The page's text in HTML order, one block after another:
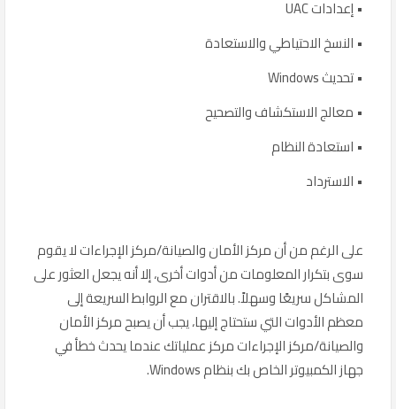
• إعدادات UAC
• النسخ الاحتياطي والاستعادة
• تحديث Windows
• معالج الاستكشاف والتصحيح
• استعادة النظام
• الاسترداد
على الرغم من أن مركز الأمان والصيانة/مركز الإجراءات لا يقوم
سوى بتكرار المعلومات من أدوات أخرى، إلا أنه يجعل العثور على
المشاكل سريعًا وسهلاً. بالاقتران مع الروابط السريعة إلى
معظم الأدوات التي ستحتاج إليها، يجب أن يصبح مركز الأمان
والصيانة/مركز الإجراءات مركز عملياتك عندما يحدث خطأ في
جهاز الكمبيوتر الخاص بك بنظام Windows.